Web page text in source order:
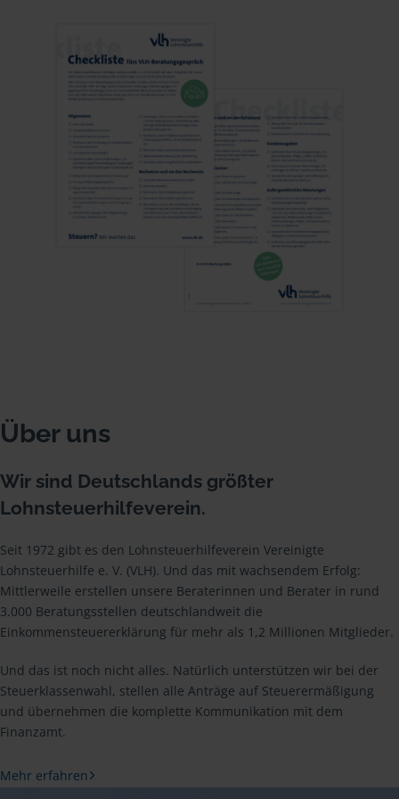
Über uns
Wir sind Deutschlands größter
Lohnsteuerhilfeverein.
Seit 1972 gibt es den Lohnsteuerhilfeverein Vereinigte
Lohnsteuerhilfe e. V. (VLH). Und das mit wachsendem Erfolg:
Mittlerweile erstellen unsere Beraterinnen und Berater in rund
3.000 Beratungsstellen deutschlandweit die
Einkommensteuererklärung für mehr als 1,2 Millionen Mitglieder.
Und das ist noch nicht alles. Natürlich unterstützen wir bei der
Steuerklassenwahl, stellen alle Anträge auf Steuerermäßigung
und übernehmen die komplette Kommunikation mit dem
Finanzamt.
Mehr erfahren